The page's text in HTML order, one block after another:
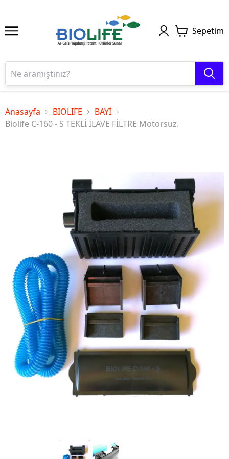
Sepetim
Anasayfa BIOLIFE
BAYİ
Biolife C-160 - S TEKLİ İLAVE FİLTRE Motorsuz.